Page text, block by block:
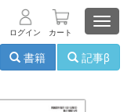
ログイン カート
書籍
記事β